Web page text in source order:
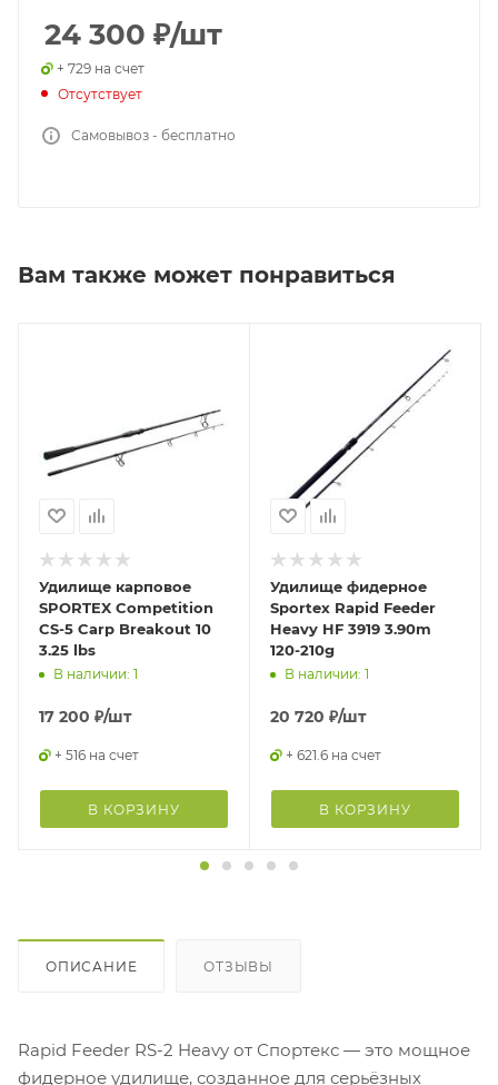
24 300 ₽/шт
+ 729 на счет
Отсутствует
Самовывоз - бесплатно
Вам также может понравиться
Удилище карповое
SPORTEX Competition
CS-5 Carp Breakout 10
3.25 lbs
В наличии: 1
17 200 ₽/шт
+ 516 на счет
В КОРЗИНУ
Удилище фидерное
Sportex Rapid Feeder
Heavy HF 3919 3.90m
120-210g
В наличии: 1
20 720 ₽/шт
+ 621.6 на счет
В КОРЗИНУ
ОПИСАНИЕ ОТЗЫВЫ
Rapid Feeder RS-2 Heavy от Спортекс — это мощное
фидерное удилище, созданное для серьёзных